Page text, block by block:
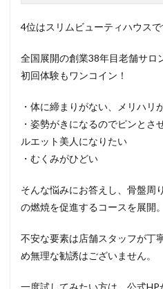
4位はスリムビューティハウスで
全国展開の創業38年目老舗サロ
初回体験もワンコイン！
・体に締まりがない、メリハリ
・姿勢がきになるのでピンとさ
ルエット美人になりたい
・むくみがひどい
そんな悩みにお答えし、骨盤周
の燃焼を促進するコースを展開。
不安な要素は店舗スタッフが丁
め無理な勧誘はございません。